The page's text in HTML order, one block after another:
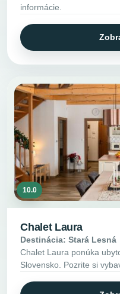
informácie.
10.0
Chalet Laura
Destinácia: Stará Lesná
Chalet Laura ponúka
Slovensko. Pozrite si